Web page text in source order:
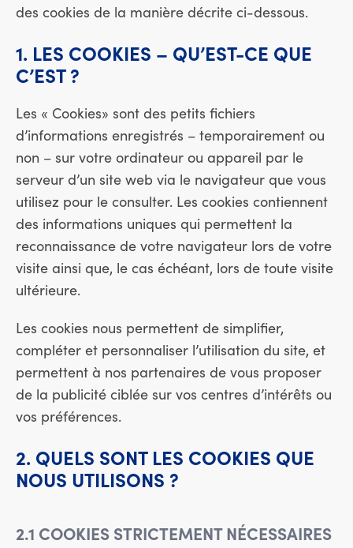
des cookies de la manière décrite ci-dessous.
1. LES COOKIES – QU’EST-CE QUE
C’EST ?
Les « Cookies» sont des petits fichiers
d’informations enregistrés – temporairement ou
non – sur votre ordinateur ou appareil par le
serveur d’un site web via le navigateur que vous
utilisez pour le consulter. Les cookies contiennent
des informations uniques qui permettent la
reconnaissance de votre navigateur lors de votre
visite ainsi que, le cas échéant, lors de toute visite
ultérieure.
Les cookies nous permettent de simplifier,
compléter et personnaliser l’utilisation du site, et
permettent à nos partenaires de vous proposer
de la publicité ciblée sur vos centres d’intérêts ou
vos préférences.
2. QUELS SONT LES COOKIES QUE
NOUS UTILISONS ?
2.1 COOKIES STRICTEMENT NÉCESSAIRES